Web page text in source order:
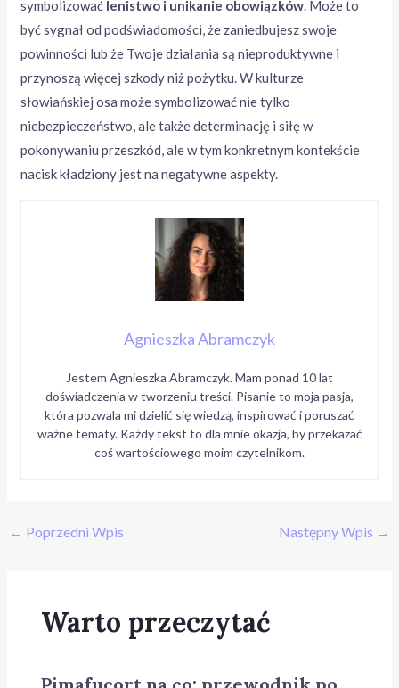
symbolizować lenistwo i unikanie obowiązków. Może to
być sygnał od podświadomości, że zaniedbujesz swoje
powinności lub że Twoje działania są nieproduktywne i
przynoszą więcej szkody niż pożytku. W kulturze
słowiańskiej osa może symbolizować nie tylko
niebezpieczeństwo, ale także determinację i siłę w
pokonywaniu przeszkód, ale w tym konkretnym kontekście
nacisk kładziony jest na negatywne aspekty.
Agnieszka Abramczyk
Jestem Agnieszka Abramczyk. Mam ponad 10 lat
doświadczenia w tworzeniu treści. Pisanie to moja pasja,
która pozwala mi dzielić się wiedzą, inspirować i poruszać
ważne tematy. Każdy tekst to dla mnie okazja, by przekazać
coś wartościowego moim czytelnikom.
← Poprzedni Wpis Następny Wpis →
Warto przeczytać